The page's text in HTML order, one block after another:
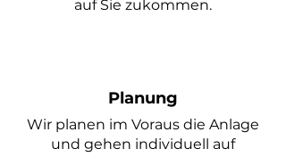
auf Sie zukommen.
Planung
Wir planen im Voraus die Anlage
und gehen individuell auf